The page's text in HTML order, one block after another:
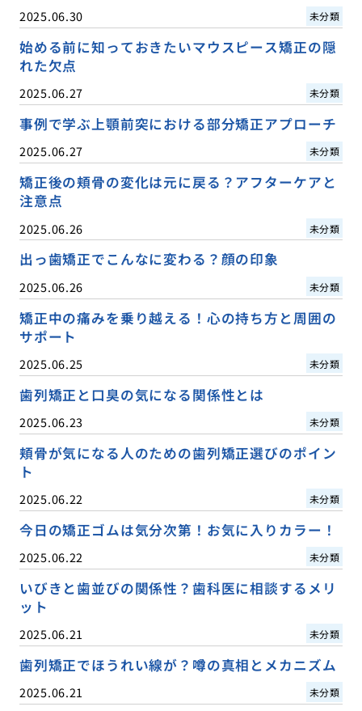
2025.06.30 未分類
始める前に知っておきたいマウスピース矯正の隠
れた欠点
2025.06.27 未分類
事例で学ぶ上顎前突における部分矯正アプローチ
2025.06.27 未分類
矯正後の頬骨の変化は元に戻る？アフターケアと
注意点
2025.06.26 未分類
出っ歯矯正でこんなに変わる？顔の印象
2025.06.26 未分類
矯正中の痛みを乗り越える！心の持ち方と周囲の
サポート
2025.06.25 未分類
歯列矯正と口臭の気になる関係性とは
2025.06.23 未分類
頬骨が気になる人のための歯列矯正選びのポイン
ト
2025.06.22 未分類
今日の矯正ゴムは気分次第！お気に入りカラー！
2025.06.22 未分類
いびきと歯並びの関係性？歯科医に相談するメリ
ット
2025.06.21 未分類
歯列矯正でほうれい線が？噂の真相とメカニズム
2025.06.21 未分類